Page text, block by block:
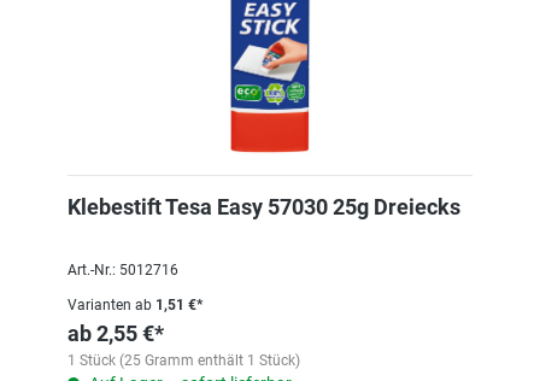
Klebestift Tesa Easy 57030 25g Dreiecks
Art.-Nr.: 5012716
Varianten ab 1,51 €*
ab2,55 €*
1 Stück (25 Gramm enthält 1 Stück)